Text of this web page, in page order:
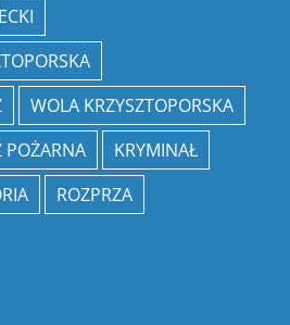
WOLA KRZYSZTOPORSKA
POŻARNA
KRYMINAŁ
ROZPRZA